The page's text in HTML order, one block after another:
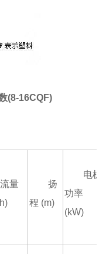
(8-16CQF)
流量
扬
程 (m)
电
功率
(kW)